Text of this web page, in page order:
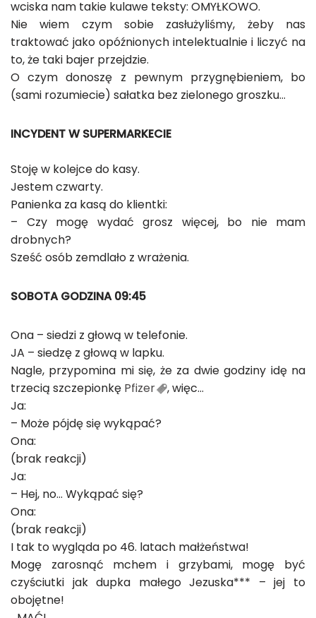
wciska nam takie kulawe teksty: OMYŁKOWO.
Nie wiem czym sobie zasłużyliśmy, żeby nas
traktować jako opóźnionych intelektualnie i liczyć na
to, że taki bajer przejdzie.
O czym donoszę z pewnym przygnębieniem, bo
(sami rozumiecie) sałatka bez zielonego groszku…
INCYDENT W SUPERMARKECIE
Stoję w kolejce do kasy.
Jestem czwarty.
Panienka za kasą do klientki:
– Czy mogę wydać grosz więcej, bo nie mam
drobnych?
Sześć osób zemdlało z wrażenia.
SOBOTA GODZINA 09:45
Ona – siedzi z głową w telefonie.
JA – siedzę z głową w lapku.
Nagle, przypomina mi się, że za dwie godziny idę na
trzecią szczepionkę Pfizer
, więc…
Ja:
– Może pójdę się wykąpać?
Ona:
(brak reakcji)
Ja:
– Hej, no… Wykąpać się?
Ona:
(brak reakcji)
I tak to wygląda po 46. latach małżeństwa!
Mogę zarosnąć mchem i grzybami, mogę być
czyściutki jak dupka małego Jezuska*** – jej to
obojętne!